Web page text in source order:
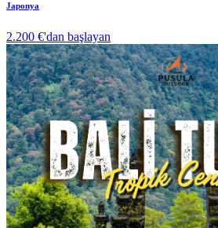
Japonya
2.200 €'dan başlayan